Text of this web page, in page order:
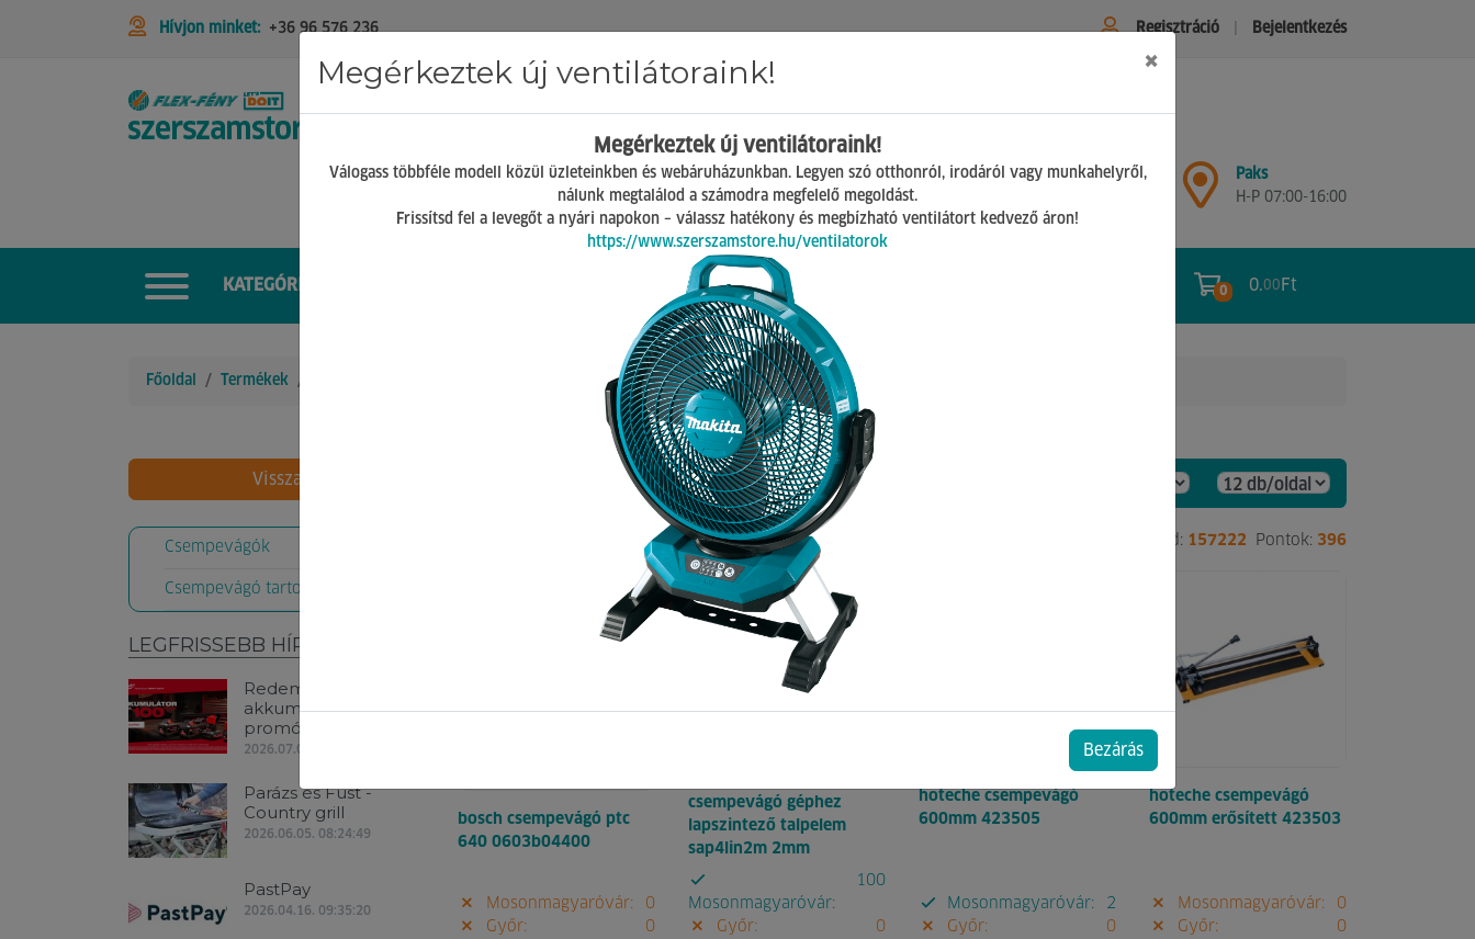
Hívjon minket: +36 96 576 236 Regisztráció Bejelentkezés
STIHL Hírek ÁSZF GY.I.K. Kapcsolat
Mosonmagyaróvár
H-P 07:00-17:00
Sz 08:00-12:00
Győr
Sz 08:00-12:00
Paks
H-P 07:00-16:00
KATEGÓRIÁK 0 0.00 Ft
Főoldal Termékek Csempevágók, Kővágók, tartozékok
Vissza
Csempevágók
Csempevágó tartozékok
LEGFRISSEBB HÍREK
Redemption Classic
akkumulátoros
promóció!
2026.07.06. 09:01:33
Parázs és Füst -
Country grill
2026.06.05. 08:24:49
PastPay
2026.04.16. 09:35:20
21 db termék a listában csak akciósak
bosch csempevágó ptc
640 0603b04400
Mosonmagyaróvár:
0
Győr:
0
Kód:093056 Pontok:
csempevágó géphez
lapszintező talpelem
sap4lin2m 2mm
Mosonmagyaróvár:
100
Győr:
0
hoteche csempevágó
600mm 423505
Mosonmagyaróvár:
2
Győr:
0
Kód: 157222 Pontok: 396
hoteche csempevágó
600mm erősített 423503
Mosonmagyaróvár:
0
Győr:
0
Megérkeztek új ventilátoraink! ×
Megérkeztek új ventilátoraink!
Válogass többféle modell közül üzleteinkben és webáruházunkban. Legyen szó otthonról, irodáról vagy munkahelyről,
nálunk megtalálod a számodra megfelelő megoldást.
Frissítsd fel a levegőt a nyári napokon – válassz hatékony és megbízható ventilátort kedvező áron!
https://www.szerszamstore.hu/ventilatorok
Bezárás